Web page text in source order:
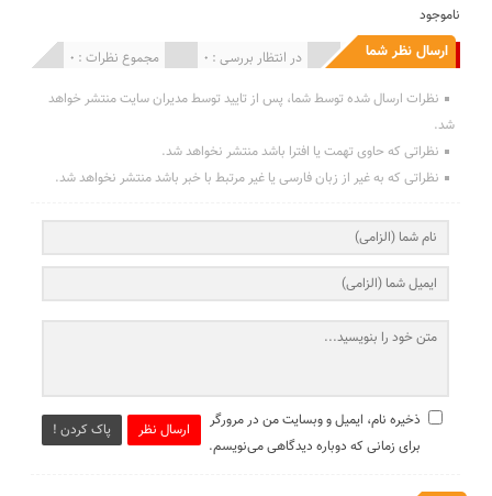
ناموجود
ارسال نظر شما مجموع نظرات : 0 در انتظار بررسی : 0 انتشار یافته : 0
نظرات ارسال شده توسط شما، پس از تایید توسط مدیران سایت منتشر خواهد
شد.
نظراتی که حاوی تهمت یا افترا باشد منتشر نخواهد شد.
نظراتی که به غیر از زبان فارسی یا غیر مرتبط با خبر باشد منتشر نخواهد شد.
ارسال نظر پاک کردن !
ذخیره نام، ایمیل و وبسایت من در مرورگر
برای زمانی که دوباره دیدگاهی می‌نویسم.